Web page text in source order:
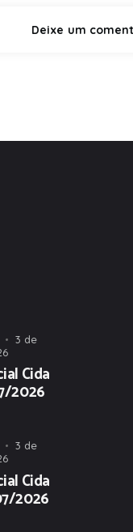
3 de
Cida
2026
3 de
Cida
2026